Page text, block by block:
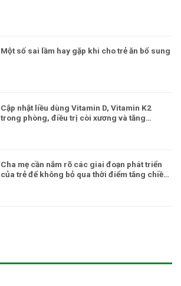
Một số sai lầm hay gặp khi cho trẻ ăn bổ sung
Cập nhật liều dùng Vitamin D, Vitamin K2
trong phòng, điều trị còi xương và tăng
Cha mẹ cần nắm rõ các giai đoạn phát triển
của trẻ để không bỏ qua thời điểm tăng chiều